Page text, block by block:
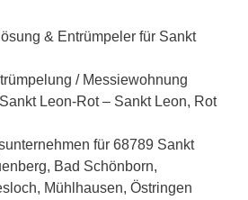
& Entrümpeler für Sankt
/ Messiewohnung
Leon-Rot – Sankt Leon, Rot
für 68789 Sankt
Bad Schönborn,
Mühlhausen, Östringen